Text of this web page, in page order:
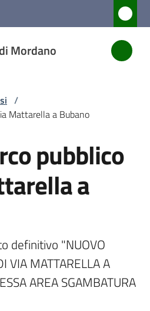
Mordano
/
Mattarella a Bubano
pubblico
a
definitivo "NUOVO
VIA MATTARELLA A
AREA SGAMBATURA